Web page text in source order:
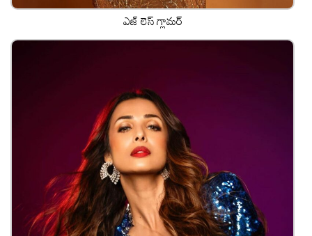
ఎజ్ లెస్ గ్లామ‌ర్